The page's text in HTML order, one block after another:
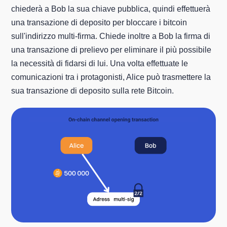
chiederà a Bob la sua chiave pubblica, quindi effettuerà
una transazione di deposito per bloccare i bitcoin
sull'indirizzo multi-firma. Chiede inoltre a Bob la firma di
una transazione di prelievo per eliminare il più possibile
la necessità di fidarsi di lui. Una volta effettuate le
comunicazioni tra i protagonisti, Alice può trasmettere la
sua transazione di deposito sulla rete Bitcoin.